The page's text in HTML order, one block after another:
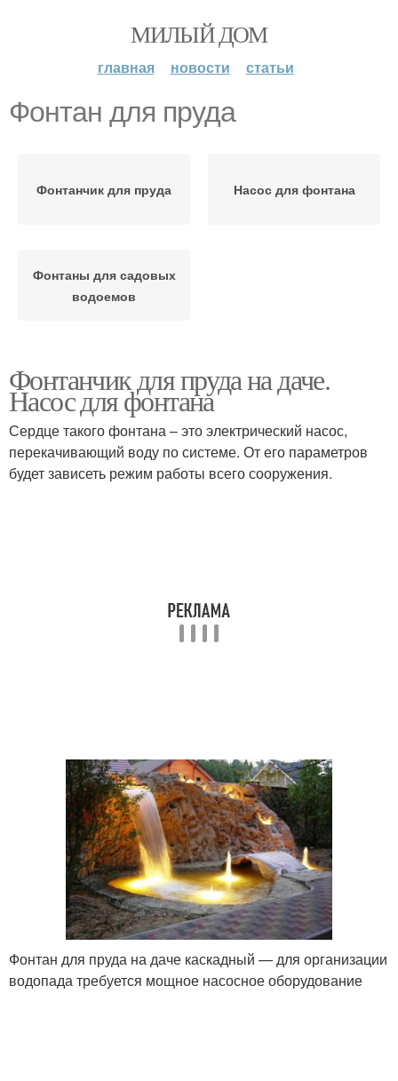
МИЛЫЙ ДОМ
главная новости статьи
Фонтан для пруда
Фонтанчик для пруда Насос для фонтана
Фонтаны для садовых
водоемов
Фонтанчик для пруда на даче.
Насос для фонтана
Сердце такого фонтана – это электрический насос,
перекачивающий воду по системе. От его параметров
будет зависеть режим работы всего сооружения.
Фонтан для пруда на даче каскадный — для организации
водопада требуется мощное насосное оборудование